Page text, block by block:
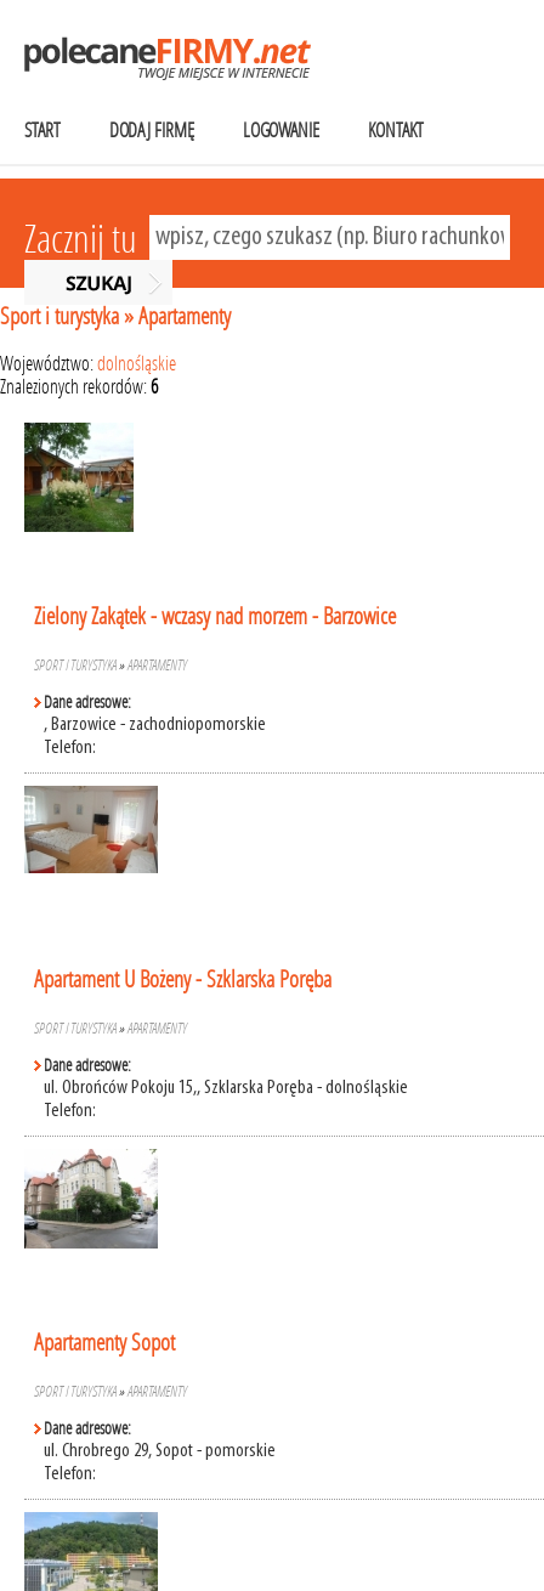
START DODAJ FIRMĘ LOGOWANIE KONTAKT
Zacznij tu
Sport i turystyka»Apartamenty
Województwo:dolnośląskie
Znalezionych rekordów:6
Zielony Zakątek - wczasy nad morzem - Barzowice
SPORT I TURYSTYKA»APARTAMENTY
Dane adresowe:
, Barzowice - zachodniopomorskie
Telefon:
Apartament U Bożeny - Szklarska Poręba
SPORT I TURYSTYKA»APARTAMENTY
Dane adresowe:
ul. Obrońców Pokoju 15,, Szklarska Poręba - dolnośląskie
Telefon:
Apartamenty Sopot
SPORT I TURYSTYKA»APARTAMENTY
Dane adresowe:
ul. Chrobrego 29, Sopot - pomorskie
Telefon: